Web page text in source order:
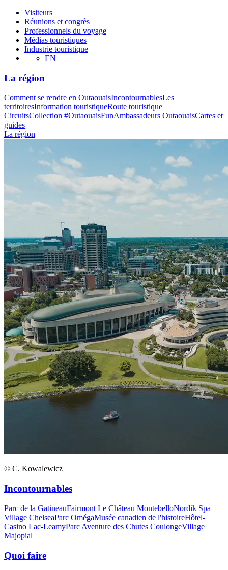
Visiteurs
Réunions et congrès
Professionnels du voyage
Médias touristiques
Industrie touristique
EN
La région
Comment se rendre en OutaouaisIncontournablesLes
territoiresInformation touristiqueRoute touristique
CircuitsCollection #OutaouaisFunAmbassadeurs OutaouaisCartes et
guides
La région
© C. Kowalewicz
Incontournables
Parc de la GatineauFairmont Le Château MontebelloNordik Spa
Village ChelseaParc OmégaMusée canadien de l'histoireHôtel-
Casino Lac-LeamyParc Aventure des Chutes CoulongeVillage
Majopial
Quoi faire